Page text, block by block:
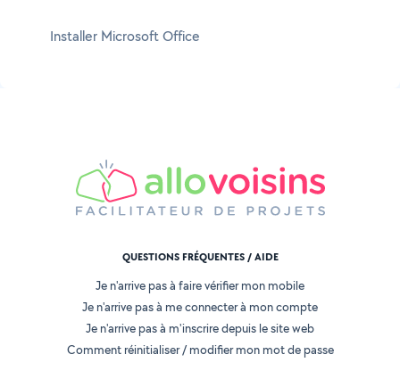
Installer Microsoft Office
QUESTIONS FRÉQUENTES / AIDE
Je n'arrive pas à faire vérifier mon mobile
Je n'arrive pas à me connecter à mon compte
Je n'arrive pas à m'inscrire depuis le site web
Comment réinitialiser / modifier mon mot de passe